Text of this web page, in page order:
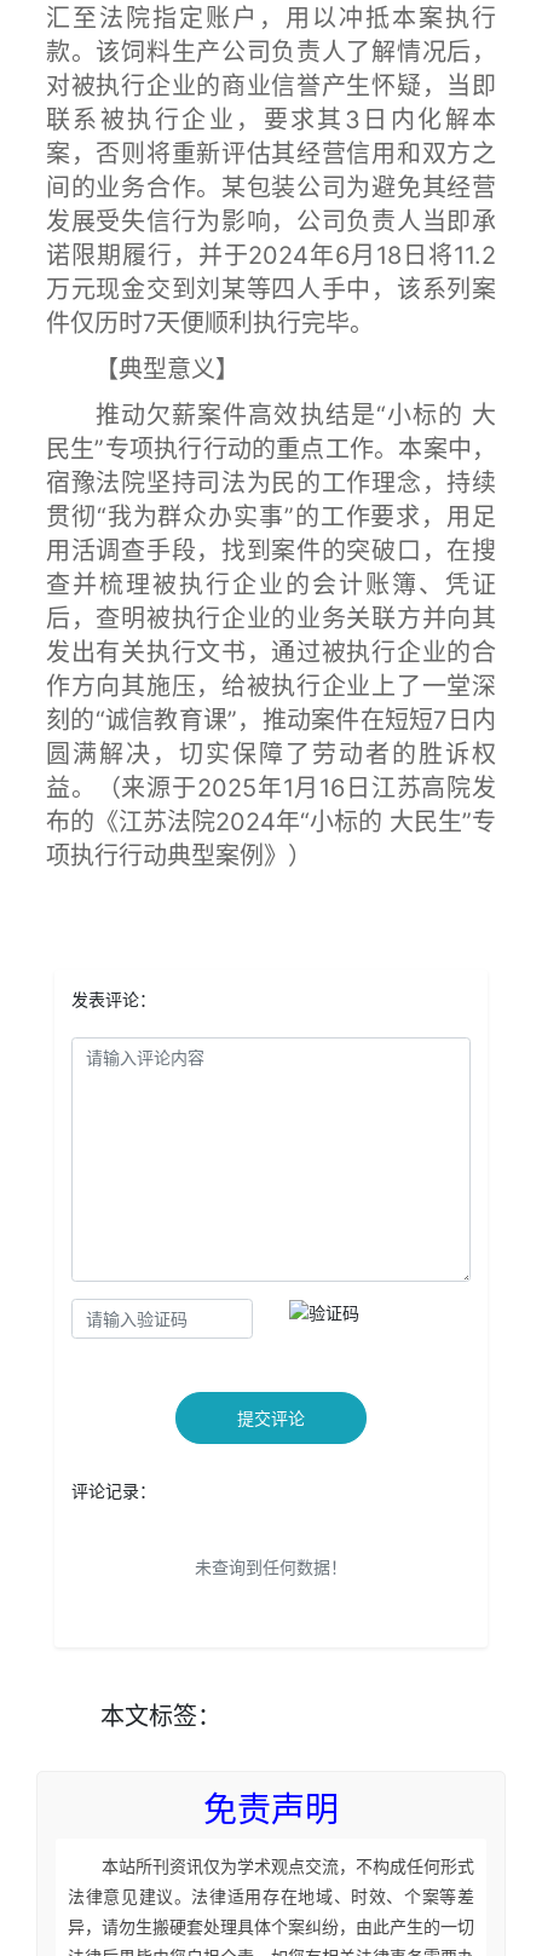
汇至法院指定账户，用以冲抵本案执行
款。该饲料生产公司负责人了解情况后，
对被执行企业的商业信誉产生怀疑，当即
联系被执行企业，要求其3日内化解本
案，否则将重新评估其经营信用和双方之
间的业务合作。某包装公司为避免其经营
发展受失信行为影响，公司负责人当即承
诺限期履行，并于2024年6月18日将11.2
万元现金交到刘某等四人手中，该系列案
件仅历时7天便顺利执行完毕。
【典型意义】
推动欠薪案件高效执结是“小标的 大
民生”专项执行行动的重点工作。本案中，
宿豫法院坚持司法为民的工作理念，持续
贯彻“我为群众办实事”的工作要求，用足
用活调查手段，找到案件的突破口，在搜
查并梳理被执行企业的会计账簿、凭证
后，查明被执行企业的业务关联方并向其
发出有关执行文书，通过被执行企业的合
作方向其施压，给被执行企业上了一堂深
刻的“诚信教育课”，推动案件在短短7日内
圆满解决，切实保障了劳动者的胜诉权
益。（来源于2025年1月16日江苏高院发
布的《江苏法院2024年“小标的 大民生”专
项执行行动典型案例》）
发表评论：
提交评论
评论记录：
未查询到任何数据！
本文标签：
免责声明
本站所刊资讯仅为学术观点交流，不构成任何形式
法律意见建议。法律适用存在地域、时效、个案等差
异，请勿生搬硬套处理具体个案纠纷，由此产生的一切